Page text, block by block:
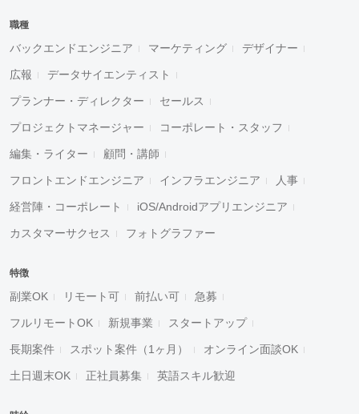
職種
バックエンドエンジニア マーケティング デザイナー
広報 データサイエンティスト
プランナー・ディレクター セールス
プロジェクトマネージャー コーポレート・スタッフ
編集・ライター 顧問・講師
フロントエンドエンジニア インフラエンジニア 人事
経営陣・コーポレート iOS/Androidアプリエンジニア
カスタマーサクセス フォトグラファー
特徴
副業OK リモート可 前払い可 急募
フルリモートOK 新規事業 スタートアップ
長期案件 スポット案件（1ヶ月） オンライン面談OK
土日週末OK 正社員募集 英語スキル歓迎